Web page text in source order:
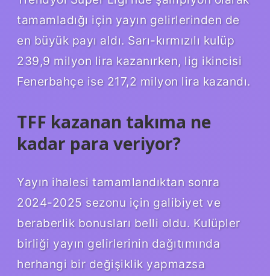
tamamladığı için yayın gelirlerinden de
en büyük payı aldı. Sarı-kırmızılı kulüp
239,9 milyon lira kazanırken, lig ikincisi
Fenerbahçe ise 217,2 milyon lira kazandı.
TFF kazanan takıma ne
kadar para veriyor?
Yayın ihalesi tamamlandıktan sonra
2024-2025 sezonu için galibiyet ve
beraberlik bonusları belli oldu. Kulüpler
birliği yayın gelirlerinin dağıtımında
herhangi bir değişiklik yapmazsa